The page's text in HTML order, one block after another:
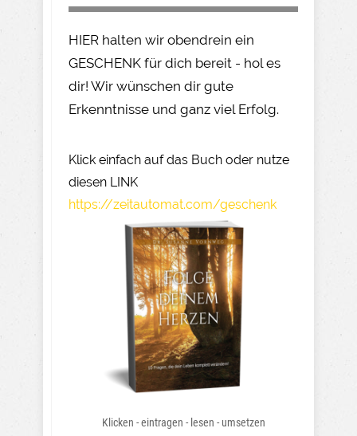
HIER halten wir obendrein ein
GESCHENK für dich bereit - hol es
dir! Wir wünschen dir gute
Erkenntnisse und ganz viel Erfolg.
Klick einfach auf das Buch oder nutze
diesen LINK
https://zeitautomat.com/geschenk
Klicken - eintragen - lesen - umsetzen